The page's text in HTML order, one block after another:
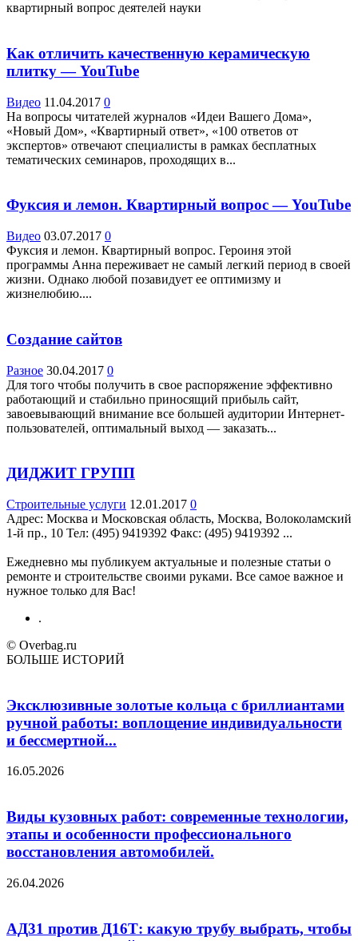
квартирный вопрос деятелей науки
Как отличить качественную керамическую
плитку — YouTube
Видео 11.04.2017 0
На вопросы читателей журналов «Идеи Вашего Дома»,
«Новый Дом», «Квартирный ответ», «100 ответов от
экспертов» отвечают специалисты в рамках бесплатных
тематических семинаров, проходящих в...
Фуксия и лемон. Квартирный вопрос — YouTube
Видео 03.07.2017 0
Фуксия и лемон. Квартирный вопрос. Героиня этой
программы Анна переживает не самый легкий период в своей
жизни. Однако любой позавидует ее оптимизму и
жизнелюбию....
Создание сайтов
Разное 30.04.2017 0
Для того чтобы получить в свое распоряжение эффективно
работающий и стабильно приносящий прибыль сайт,
завоевывающий внимание все большей аудитории Интернет-
пользователей, оптимальный выход — заказать...
ДИДЖИТ ГРУПП
Строительные услуги 12.01.2017 0
Адрес: Москва и Московская область, Москва, Волоколамский
1-й пр., 10 Teл: (495) 9419392 Факс: (495) 9419392 ...
Ежедневно мы публикуем актуальные и полезные статьи о
ремонте и строительстве своими руками. Все самое важное и
нужное только для Вас!
.
© Overbag.ru
БОЛЬШЕ ИСТОРИЙ
Эксклюзивные золотые кольца с бриллиантами
ручной работы: воплощение индивидуальности
и бессмертной...
16.05.2026
Виды кузовных работ: современные технологии,
этапы и особенности профессионального
восстановления автомобилей.
26.04.2026
АД31 против Д16Т: какую трубу выбрать, чтобы